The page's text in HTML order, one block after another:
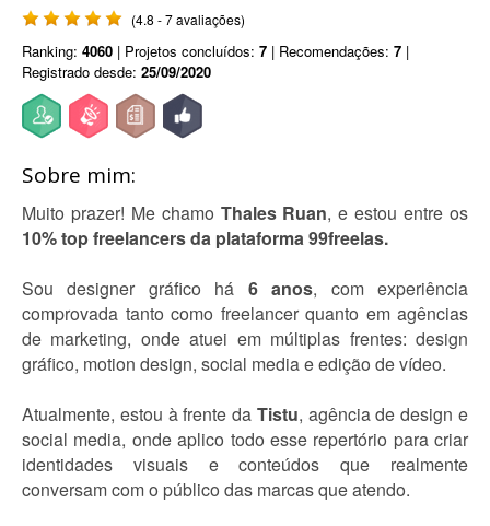
(4.8 - 7 avaliações)
Ranking: 4060 | Projetos concluídos: 7 | Recomendações: 7 |
Registrado desde: 25/09/2020
Sobre mim:
Muito prazer! Me chamo Thales Ruan, e estou entre os
10% top freelancers da plataforma 99freelas.
Sou designer gráfico há 6 anos, com experiência
comprovada tanto como freelancer quanto em agências
de marketing, onde atuei em múltiplas frentes: design
gráfico, motion design, social media e edição de vídeo.
Atualmente, estou à frente da Tistu, agência de design e
social media, onde aplico todo esse repertório para criar
identidades visuais e conteúdos que realmente
conversam com o público das marcas que atendo.